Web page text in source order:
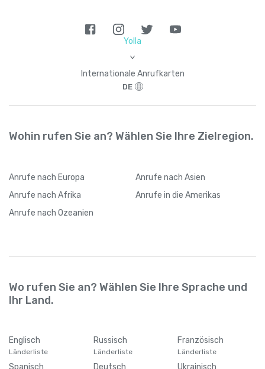
Yolla
>
Internationale Anrufkarten
DE
Wohin rufen Sie an? Wählen Sie Ihre Zielregion.
Anrufe nach Europa Anrufe nach Asien
Anrufe nach Afrika Anrufe in die Amerikas
Anrufe nach Ozeanien
Wo rufen Sie an? Wählen Sie Ihre Sprache und
Ihr Land.
Englisch
Länderliste
Russisch
Länderliste
Französisch
Länderliste